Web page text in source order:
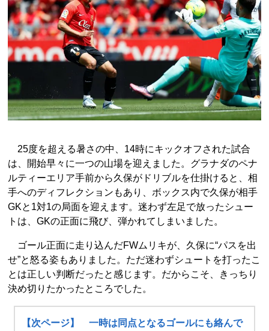
25度を超える暑さの中、14時にキックオフされた試合
は、開始早々に一つの山場を迎えました。グラナダのペナ
ルティーエリア手前から久保がドリブルを仕掛けると、相
手へのディフレクションもあり、ボックス内で久保が相手
GKと1対1の局面を迎えます。迷わず左足で放ったシュー
トは、GKの正面に飛び、弾かれてしまいました。
ゴール正面に走り込んだFWムリキが、久保に“パスを出
せ”と怒る姿もありました。ただ迷わずシュートを打ったこ
とは正しい判断だったと感じます。だからこそ、きっちり
決め切りたかったところでした。
【次ページ】 一時は同点となるゴールにも絡んで